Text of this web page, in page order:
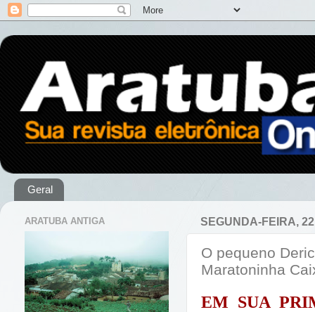
Geral
SEGUNDA-FEIRA,
O pequeno
Maratoninha
EM SUA
ARATUBA ANTIGA